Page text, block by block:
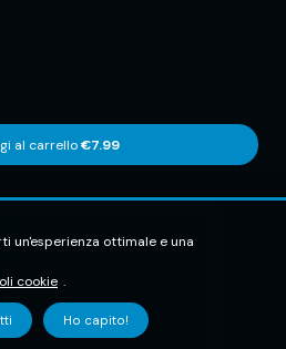
al carrello €7.99
un'esperienza ottimale e una
cookie .
Ho capito!